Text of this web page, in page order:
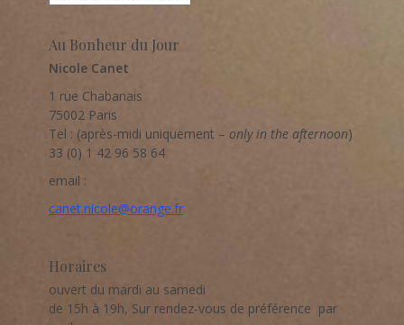
Au Bonheur du Jour
Nicole Canet
1 rue Chabanais
75002 Paris
Tel : (après-midi uniquement – only in the afternoon)
33 (0) 1 42 96 58 64
email :
canet.nicole@orange.fr
Horaires
ouvert du mardi au samedi
de 15h à 19h, Sur rendez-vous de préférence par